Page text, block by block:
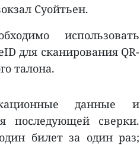
Суойтьен.
использовать
для сканирования QR-
талона.
данные и
последующей сверки.
билет за один раз;